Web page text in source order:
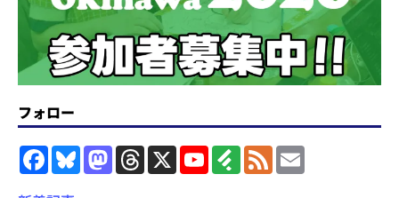
フォロー
F
B
M
T
X
Y
F
F